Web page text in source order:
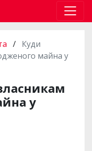
/ Куди
майна у
у